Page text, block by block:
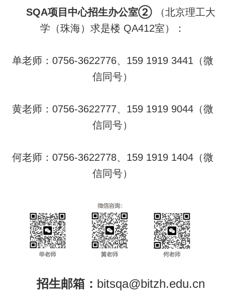
SQA项目中心招生办公室② （北京理工大
学（珠海）求是楼 QA412室）
：
单老师：0756-3622776、159 1919 3441（微
信同号）
黄老师：0756-3622777、159 1919 9044（微
信同号）
何老师：0756-3622778、159 1919 1404（微
信同号）
招生邮箱： bitsqa@bitzh.edu.cn